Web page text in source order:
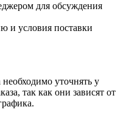
для обсуждения
и условия поставки
необходимо уточнять у
так как они зависят от